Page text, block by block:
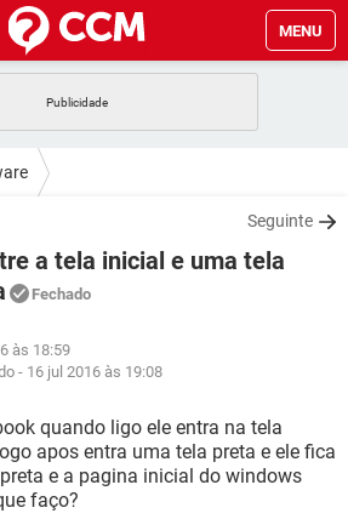
MENU
GMAIL
WHATSAPP
FACEBOOK
GMAIL
FACEBOOK
EXCEL
Seguinte
a tela inicial e uma tela
Fechado
às 18:59
- 16 jul 2016 às 19:08
quando ligo ele entra na tela
apos entra uma tela preta e ele fica
e a pagina inicial do windows
faço?